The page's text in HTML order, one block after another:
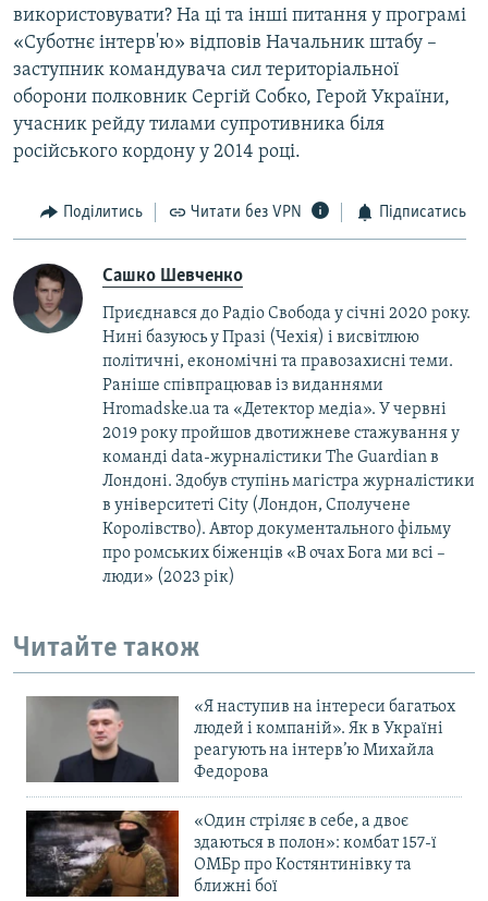
використовувати? На ці та інші питання у програмі
«Суботнє інтерв'ю» відповів Начальник штабу –
заступник командувача сил територіальної
оборони полковник Сергій Собко, Герой України,
учасник рейду тилами супротивника біля
російського кордону у 2014 році.
Поділитись Читати без VPN Підписатись
Сашко Шевченко
Приєднався до Радіо Свобода у січні 2020 року.
Нині базуюсь у Празі (Чехія) і висвітлюю
політичні, економічні та правозахисні теми.
Раніше співпрацював із виданнями
Hromadske.ua та «Детектор медіа». У червні
2019 року пройшов двотижневе стажування у
команді data-журналістики The Guardian в
Лондоні. Здобув ступінь магістра журналістики
в університеті City (Лондон, Сполучене
Королівство). Автор документального фільму
про ромських біженців «В очах Бога ми всі –
люди» (2023 рік)
Читайте також
«Я наступив на інтереси багатьох
людей і компаній». Як в Україні
реагують на інтерв’ю Михайла
Федорова
«Один стріляє в себе, а двоє
здаються в полон»: комбат 157-ї
ОМБр про Костянтинівку та
ближні бої